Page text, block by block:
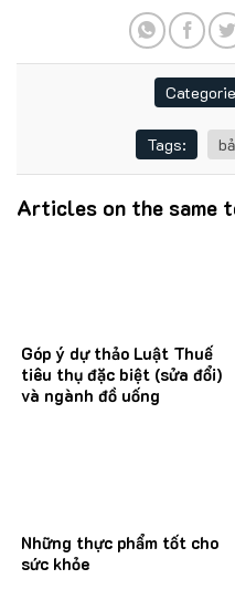
Tags:
Articles on the same
Góp ý dự thảo Luật Thuế
tiêu thụ đặc biệt (sửa đổi)
và ngành đồ uống
Những thực phẩm tốt cho
sức khỏe